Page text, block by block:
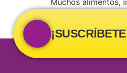
Muchos alimentos,
jugo de manzana